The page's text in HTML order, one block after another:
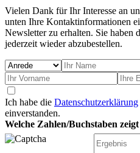
Vielen Dank für Ihr Interesse an
unten Ihre Kontaktinformationen
Newsletter zu erhalten. Sie
jederzeit wieder abzubestellen.
Ich habe die Datenschutzerklärung
einverstanden.
Welche Zahlen/Buchstaben